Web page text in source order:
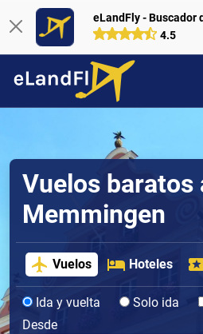
eLandFly - Buscador
4.5
Vuelos baratos
Memmingen
Vuelos Hoteles
Ida y vuelta Solo ida
Desde